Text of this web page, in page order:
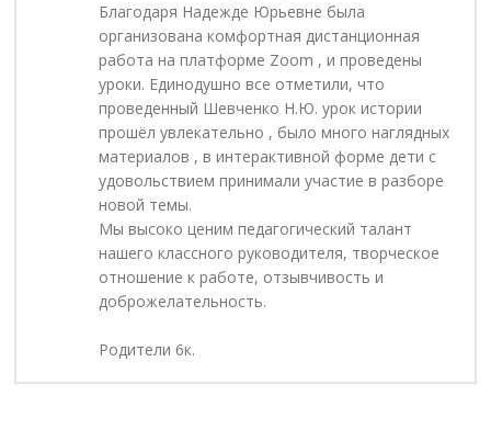
Благодаря Надежде Юрьевне была
организована комфортная дистанционная
работа на платформе Zoom , и проведены
уроки. Единодушно все отметили, что
проведенный Шевченко Н.Ю. урок истории
прошёл увлекательно , было много наглядных
материалов , в интерактивной форме дети с
удовольствием принимали участие в разборе
новой темы.
Мы высоко ценим педагогический талант
нашего классного руководителя, творческое
отношение к работе, отзывчивость и
доброжелательность.
Родители 6к.